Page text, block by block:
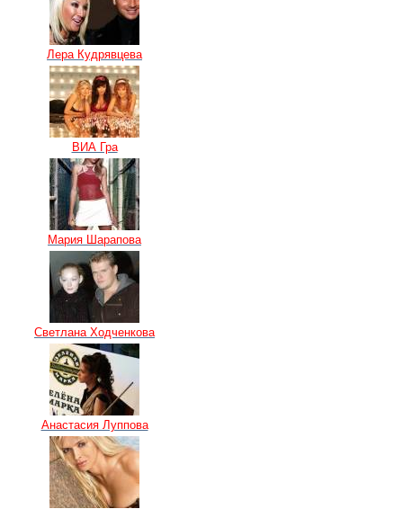
Лера Кудрявцева
ВИА Гра
Мария Шарапова
Светлана Ходченкова
Анастасия Луппова